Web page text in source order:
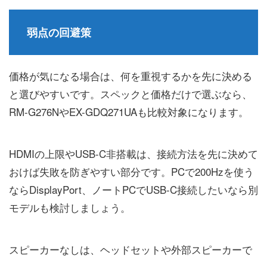
弱点の回避策
価格が気になる場合は、何を重視するかを先に決める
と選びやすいです。スペックと価格だけで選ぶなら、
RM-G276NやEX-GDQ271UAも比較対象になります。
HDMIの上限やUSB-C非搭載は、接続方法を先に決めて
おけば失敗を防ぎやすい部分です。PCで200Hzを使う
ならDisplayPort、ノートPCでUSB-C接続したいなら別
モデルも検討しましょう。
スピーカーなしは、ヘッドセットや外部スピーカーで